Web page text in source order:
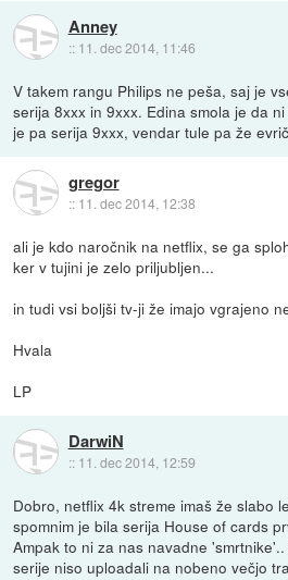
Anney
:: 11. dec 2014, 11:46
V takem rangu Philips ne peša, saj je
serija 8xxx in 9xxx. Edina smola je da
je pa serija 9xxx, vendar tule pa že
gregor
:: 11. dec 2014, 12:38
ali je kdo naročnik na netflix, se ga
ker v tujini je zelo priljubljen...
in tudi vsi boljši tv-ji že imajo vgrajeno
Hvala
LP
DarwiN
:: 11. dec 2014, 12:59
Dobro, netflix 4k streme imaš že slabo
spomnim je bila serija House of cards
Ampak to ni za nas navadne
serije niso uploadali na nobeno večjo